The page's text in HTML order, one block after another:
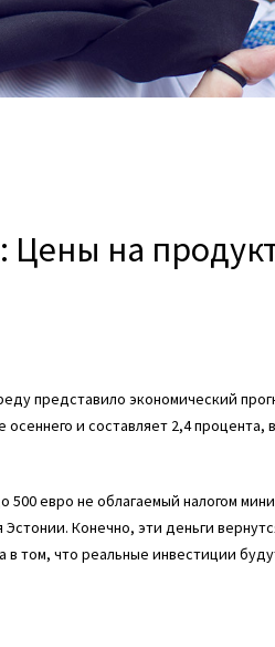
Цены на
представило экономический
и составляет 2,4
500 евро не облагаемый налогом
Конечно, эти деньги
том, что реальные инвестиции